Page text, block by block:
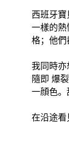
西班牙寶
一樣的
格；他們
我同時亦
隨即 爆
一顔色。
在沿途看